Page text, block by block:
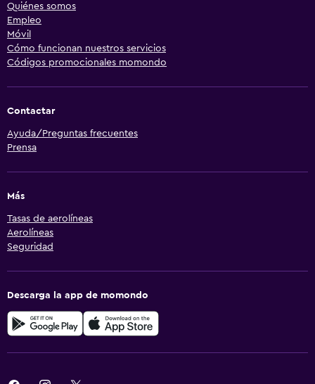
Quiénes somos
Empleo
Móvil
Cómo funcionan nuestros servicios
Códigos promocionales momondo
Contactar
Ayuda/Preguntas frecuentes
Prensa
Más
Tasas de aerolíneas
Aerolíneas
Seguridad
Descarga la app de momondo